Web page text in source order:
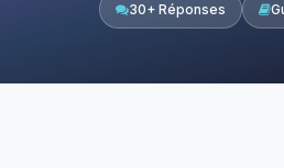
30+ Réponses